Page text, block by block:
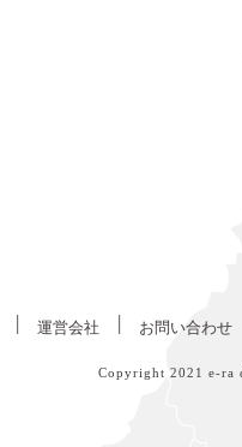
| 運営会社 | お問い合わせ
Copyright 2021 e-ra